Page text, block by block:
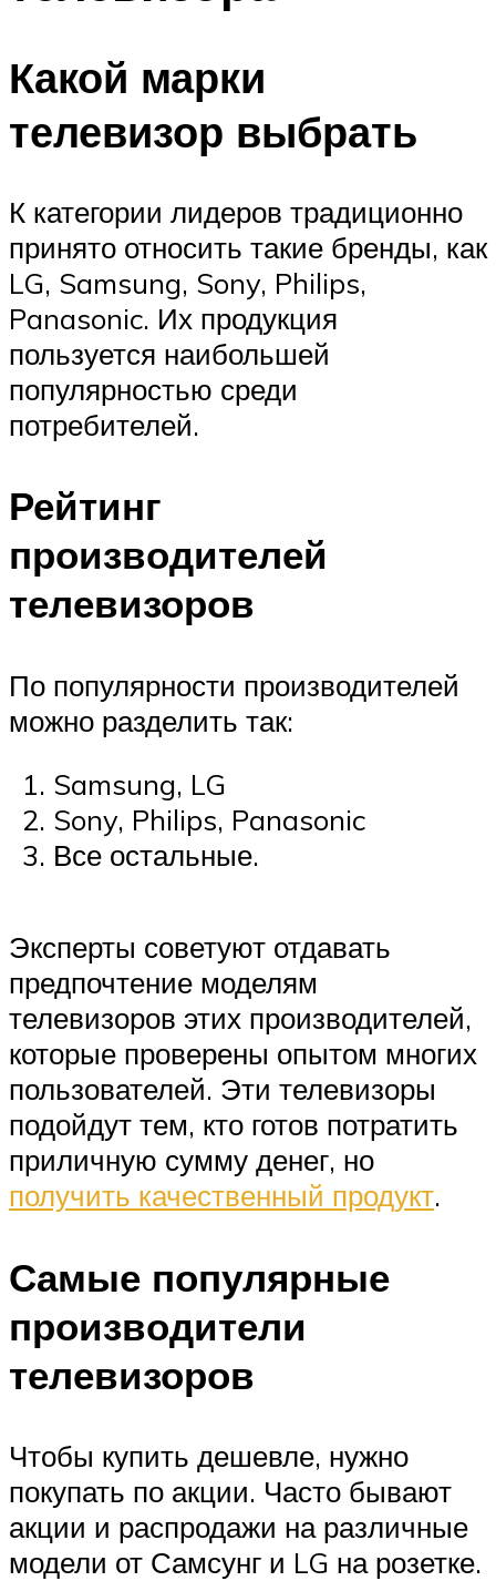
Какой марки
телевизор выбрать
К категории лидеров традиционно
принято относить такие бренды, как
LG, Samsung, Sony, Philips,
Panasonic. Их продукция
пользуется наибольшей
популярностью среди
потребителей.
Рейтинг
производителей
телевизоров
По популярности производителей
можно разделить так:
Samsung, LG
Sony, Philips, Panasonic
Все остальные.
Эксперты советуют отдавать
предпочтение моделям
телевизоров этих производителей,
которые проверены опытом многих
пользователей. Эти телевизоры
подойдут тем, кто готов потратить
приличную сумму денег, но
получить качественный продукт.
Самые популярные
производители
телевизоров
Чтобы купить дешевле, нужно
покупать по акции. Часто бывают
акции и распродажи на различные
модели от Самсунг и LG на розетке.